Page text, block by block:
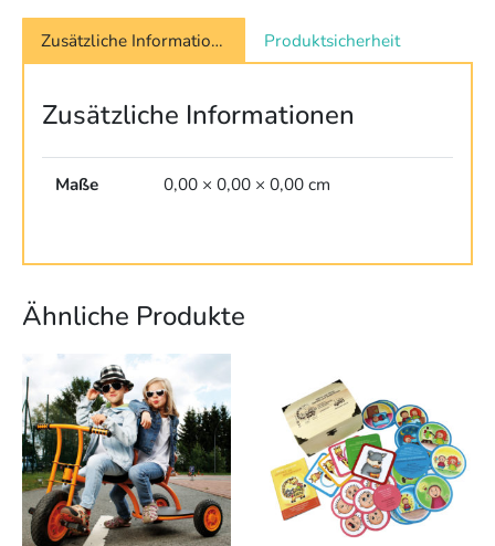
Zusätzliche Informationen Produktsicherheit
Zusätzliche Informationen
Maße 0,00 × 0,00 × 0,00 cm
Ähnliche Produkte